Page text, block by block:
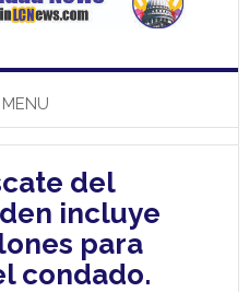
MENU
del
incluye
para
condado.